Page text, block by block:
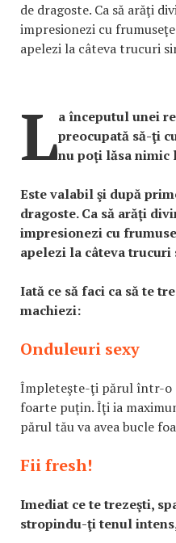
de dragoste. Ca să arăţi
impresionezi cu
apelezi la câteva trucuri
La începutul unei
preocupată să-ţi
nu poţi lăsa
Este valabil şi după
dragoste. Ca să arăţi
impresionezi cu
apelezi la câteva trucuri
Iată ce să faci ca să te
machiezi:
Onduleuri sexy
Împleteşte-ţi părul într-o
foarte puţin. Îţi ia
părul tău va avea bucle
Fii fresh!
Imediat ce te trezeşti,
stropindu-ţi tenul